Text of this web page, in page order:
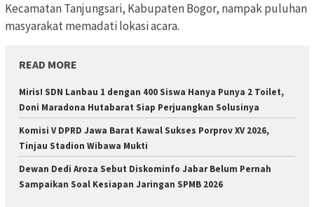
Kecamatan Tanjungsari, Kabupaten Bogor, nampak puluhan
masyarakat memadati lokasi acara.
READ MORE
Miris! SDN Lanbau 1 dengan 400 Siswa Hanya Punya 2 Toilet,
Doni Maradona Hutabarat Siap Perjuangkan Solusinya
Komisi V DPRD Jawa Barat Kawal Sukses Porprov XV 2026,
Tinjau Stadion Wibawa Mukti
Dewan Dedi Aroza Sebut Diskominfo Jabar Belum Pernah
Sampaikan Soal Kesiapan Jaringan SPMB 2026